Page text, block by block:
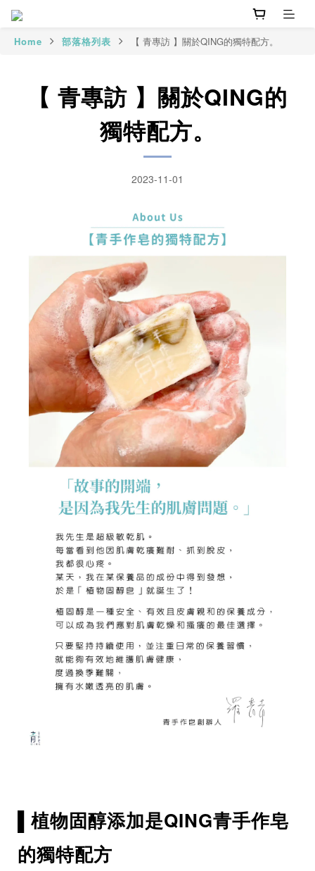
Home 部落格列表 【 青專訪 】關於QING的獨特配方。
【 青專訪 】關於QING的
獨特配方。
2023-11-01
▌植物固醇添加是QING青手作皂
的獨特配方